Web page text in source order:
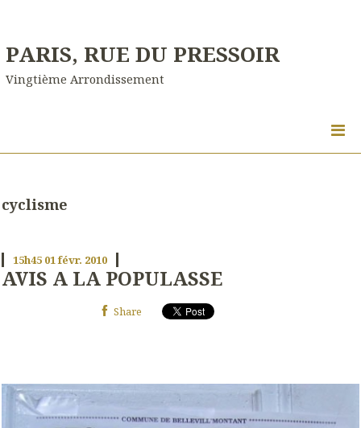
PARIS, RUE DU PRESSOIR
Vingtième Arrondissement
cyclisme
15h45 01févr. 2010
AVIS A LA POPULASSE
Share